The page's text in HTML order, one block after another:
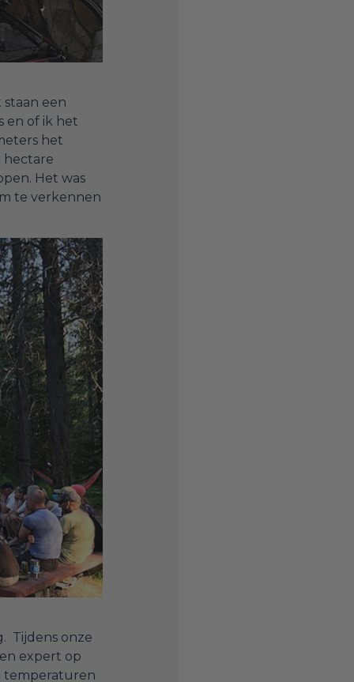
een
en of ik het
het
hectare
Het was
te verkennen
Tijdens onze
expert op
temperaturen